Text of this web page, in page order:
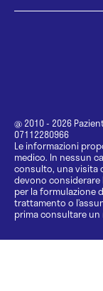
@ 2010 - 2026
07112280966
Le informazioni
medico. In nessun
consulto, una visita
devono
per la formulazione
trattamento o
prima consultare un